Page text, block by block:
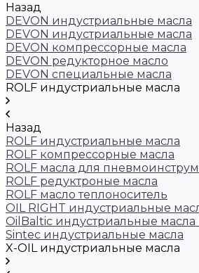
Назад
DEVON индустриальные масла
DEVON индустриальные масла
DEVON компрессорные масла
DEVON редукторное масло
DEVON специальные масла
ROLF индустриальные масла
Назад
ROLF индустриальные масла
ROLF компрессорные масла
ROLF масла для
ROLF редуктроные масла
ROLF масло теплоноситель
OIL RIGHT индустриальные
OilBaltic индустриальные масла
Sintec индустриальные масла
X-OIL индустриальные масла